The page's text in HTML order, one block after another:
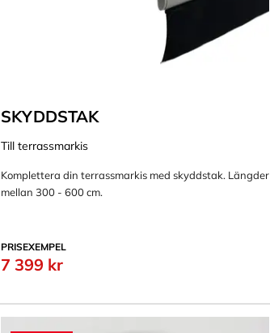
SKYDDSTAK
Till terrassmarkis
Komplettera din terrassmarkis med skyddstak. Längder
mellan 300 - 600 cm.
PRISEXEMPEL
7 399 kr